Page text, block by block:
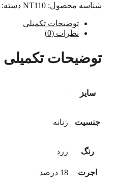
شناسه محصول: NT110 دسته:
توضیحات تکمیلی
نظرات (0)
توضیحات تکمیلی
سایز –
جنسیت زنانه
رنگ زرد
اجرت 18 درصد